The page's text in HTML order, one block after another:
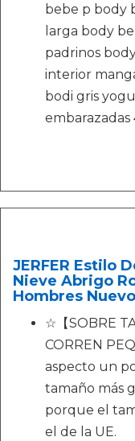
bebe p body
larga body
padrinos
interior
bodi gris
embarazadas
JERFER Estilo
Nieve Abrigo
Hombres
☆【SOBRE
CORREN
aspecto un
tamaño más
porque el
el de la UE.